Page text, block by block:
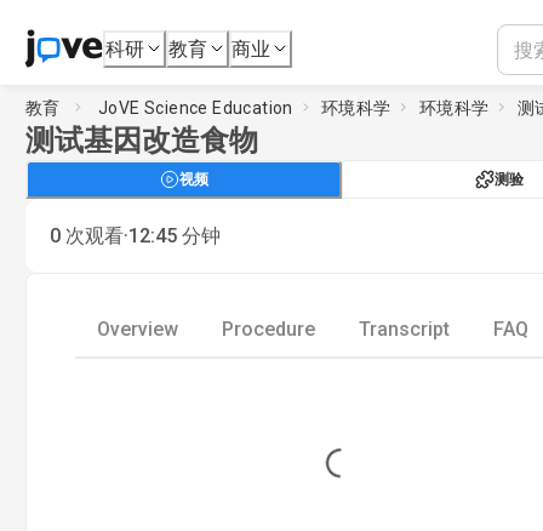
科研 教育 商业
教育 JoVE Science Education 环境科学 环境科学 测
测试基因改造食物
视频 测验
0 次观看·12:45 分钟
Overview Procedure Transcript FAQ
Loading...